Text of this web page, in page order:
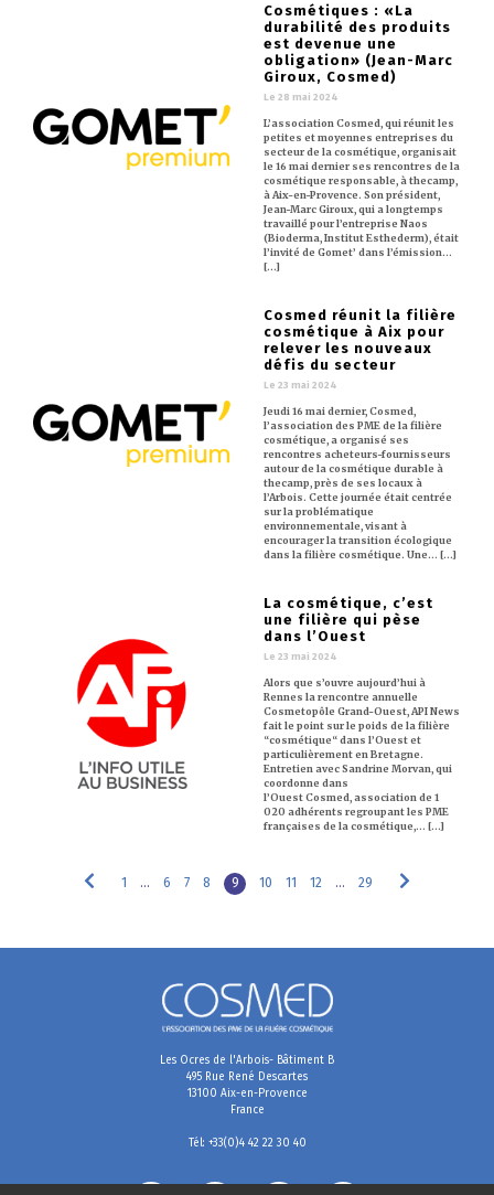
Cosmétiques : «La
durabilité des produits
est devenue une
obligation» (Jean-Marc
Giroux, Cosmed)
Le 28 mai 2024
L’association Cosmed, qui réunit les
petites et moyennes entreprises du
secteur de la cosmétique, organisait
le 16 mai dernier ses rencontres de la
cosmétique responsable, à thecamp,
à Aix-en-Provence. Son président,
Jean-Marc Giroux, qui a longtemps
travaillé pour l’entreprise Naos
(Bioderma, Institut Esthederm), était
l’invité de Gomet’ dans l’émission…
[...]
Cosmed réunit la filière
cosmétique à Aix pour
relever les nouveaux
défis du secteur
Le 23 mai 2024
Jeudi 16 mai dernier, Cosmed,
l’association des PME de la filière
cosmétique, a organisé ses
rencontres acheteurs-fournisseurs
autour de la cosmétique durable à
thecamp, près de ses locaux à
l’Arbois. Cette journée était centrée
sur la problématique
environnementale, visant à
encourager la transition écologique
dans la filière cosmétique. Une… [...]
La cosmétique, c’est
une filière qui pèse
dans l’Ouest
Le 23 mai 2024
Alors que s’ouvre aujourd’hui à
Rennes la rencontre annuelle
Cosmetopôle Grand-Ouest, API News
fait le point sur le poids de la filière
“cosmétique“ dans l’Ouest et
particulièrement en Bretagne.
Entretien avec Sandrine Morvan, qui
coordonne dans
l’Ouest Cosmed, association de 1
020 adhérents regroupant les PME
françaises de la cosmétique,… [...]
1 … 6 7 8 9 10 11 12 … 29
Les Ocres de l'Arbois- Bâtiment B
495 Rue René Descartes
13100 Aix-en-Provence
France
Tél: +33(0)4 42 22 30 40